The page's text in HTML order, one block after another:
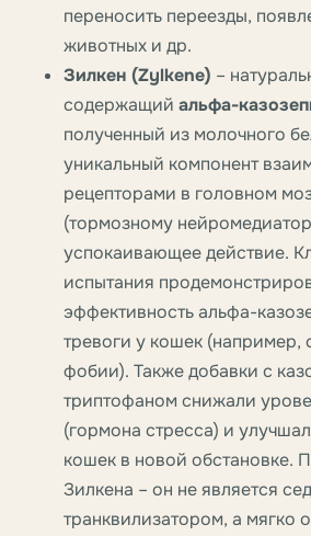
переносить переезды,
животных и др.
Зилкен (Zylkene) –
содержащий альфа-
полученный из молочного
уникальный компонент
рецепторами в головном
(тормозному
успокаивающее действие.
испытания
эффективность альфа-
тревоги у кошек (например,
фобии). Также добавки с
триптофаном снижали
(гормона стресса) и
кошек в новой обстановке.
Зилкена – он не является
транквилизатором, а мягко